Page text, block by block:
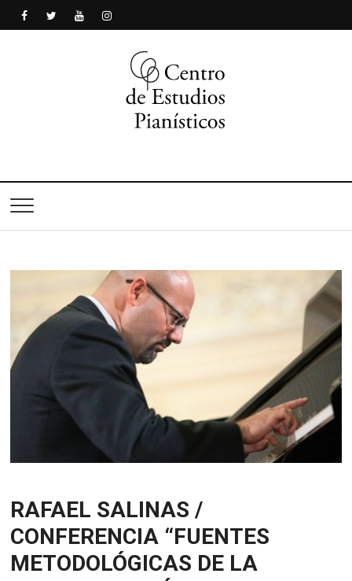
Centro de Estudios
RAFAEL SALINAS /
CONFERENCIA “FUENTES
METODOLÓGICAS DE LA